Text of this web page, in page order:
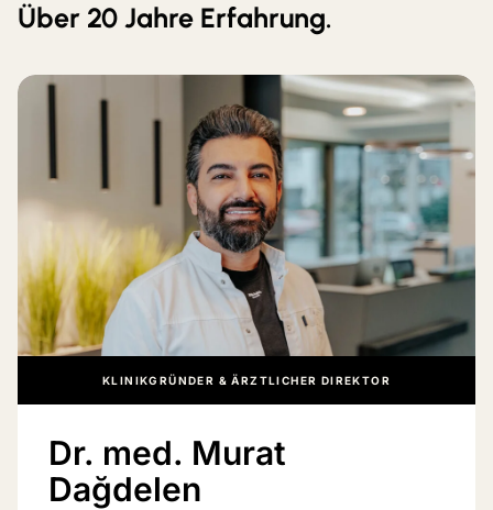
Über 20 Jahre Erfahrung.
KLINIKGRÜNDER & ÄRZTLICHER DIREKTOR
Dr. med. Murat
Dağdelen